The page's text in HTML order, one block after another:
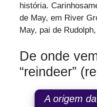
história.
de May, em River
May, pai de
De onde
“reindeer”
A origem